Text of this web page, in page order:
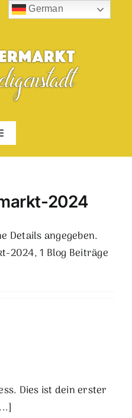
2024
Details angegeben.
2024, 1 Blog Beiträge
Dies ist dein erster
German